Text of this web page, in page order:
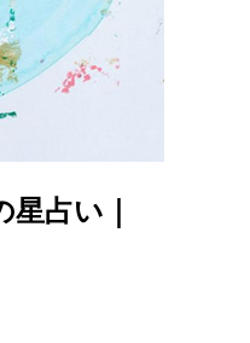
占い｜